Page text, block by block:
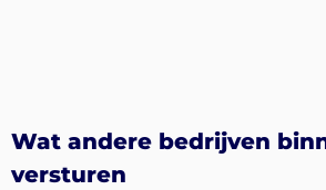
Wat andere bedrijven
versturen